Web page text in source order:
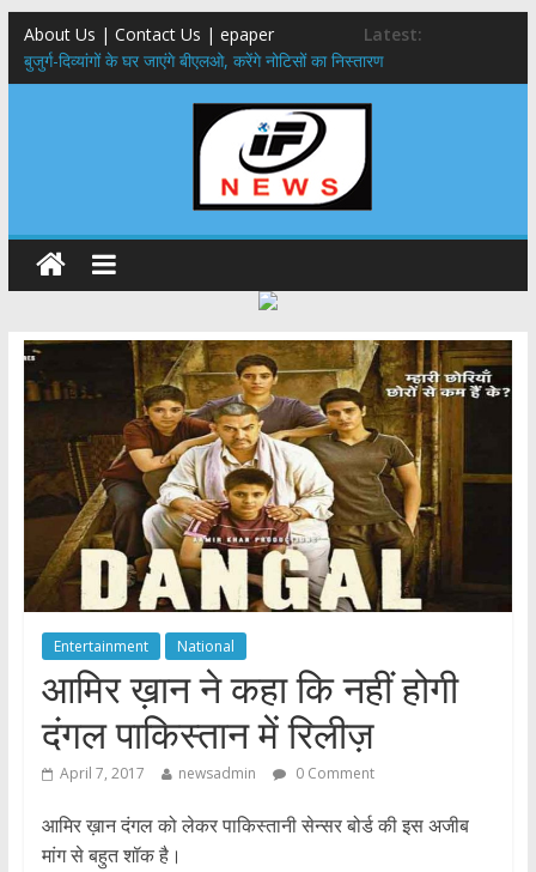
About Us | Contact Us | epaper
Latest:
बुजुर्ग-दिव्यांगों के घर जाएंगे बीएलओ, करेंगे नोटिसों का निस्तारण
24×7 अलर्ट मोड में रहें अधिकारी-मुख्य सचिव मानसून-एसईओसी से मुख्य सचिव ने
की विस्तृत समीक्षा कहा-बंद सड़कों को शीघ्र खोला जाए, लोगों को न हो दिक्कत
459 करोड़ से एचएनबी गढ़वाल विश्वविद्यालय में अनुसंधान संरचना होगी सुदृढ,उच्च
शिक्षा मंत्री धन सिंह रावत ने नवनियुक्त केन्द्रीय शिक्षा मंत्री से की मुलाकात
मुख्यमंत्री से महानिदेशक एनसीसी ने की शिष्टाचार भेंट,उत्तराखण्ड में एनसीसी के
विस्तार एवं आधुनिक आधारभूत संरचना के विकास पर हुई महत्वपूर्ण चर्चा
एमडीडीए बोर्ड बैठक, देहरादून और मसूरी के विकास के लिए 25 बड़े प्रस्तावों को मिली
हरी झंडी
Entertainment National
आमिर ख़ान ने कहा कि नहीं होगी
दंगल पाकिस्तान में रिलीज़
April 7, 2017 newsadmin 0 Comment
आमिर ख़ान दंगल को लेकर पाकिस्तानी सेन्सर बोर्ड की इस अजीब
मांग से बहुत शॉक है।